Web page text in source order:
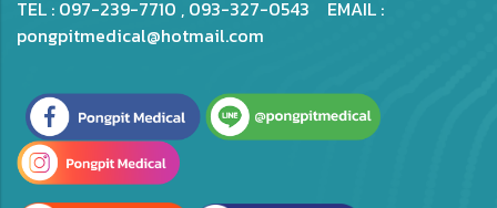
TEL : 097-239-7710 , 093-327-0543 EMAIL :
pongpitmedical@hotmail.com